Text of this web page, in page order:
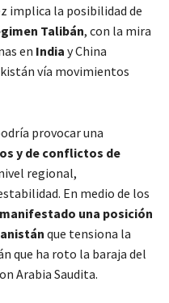
implica la posibilidad de
Talibán, con la mira
en India y China
vía movimientos
provocar una
y de conflictos de
regional,
En medio de los
una posición
que tensiona la
que ha roto la baraja del
Arabia Saudita.